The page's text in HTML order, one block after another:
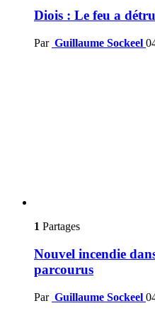
Diois : Le feu a
Par Guillaume Sockeel
1 Partages
Nouvel incendie
parcourus
Par Guillaume Sockeel